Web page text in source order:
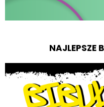
NAJLEPSZE